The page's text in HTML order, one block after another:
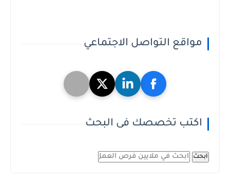
مواقع التواصل الاجتماعي
اكتب تخصصك فى البحث
ابحث